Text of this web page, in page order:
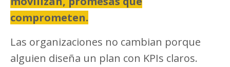
comprometen.
Las organizaciones no cambian porque
alguien diseña un plan con KPIs claros.